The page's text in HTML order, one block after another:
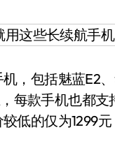
包括魅蓝E2、
每款手机也都
低的仅为1299